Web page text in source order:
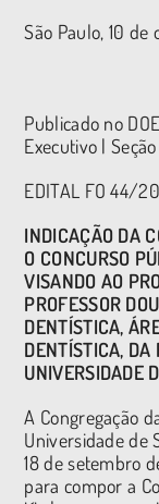
São Paulo, 10
Publicado no
Executivo |
EDITAL FO 44/
INDICAÇÃO DA
O CONCURSO
VISANDO AO
PROFESSOR
DENTÍSTICA,
DENTÍSTICA, DA
UNIVERSIDADE
A Congregação
Universidade de
18 de setembro
para compor a